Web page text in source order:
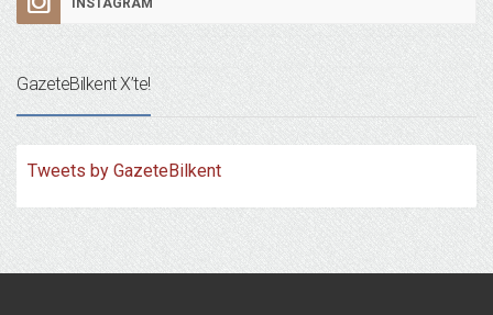
INSTAGRAM
GazeteBilkent X’te!
Tweets by GazeteBilkent